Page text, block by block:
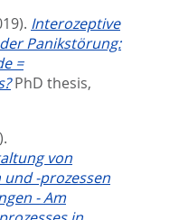
Interozeptive
Panikstörung:
=
PhD thesis,
von
-prozessen
- Am